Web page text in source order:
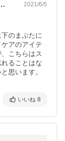
ら、クリームの後に… 2021/6/5
のまぶたに
アのアイテ
こちらはス
ることはな
思います。
いいね 8